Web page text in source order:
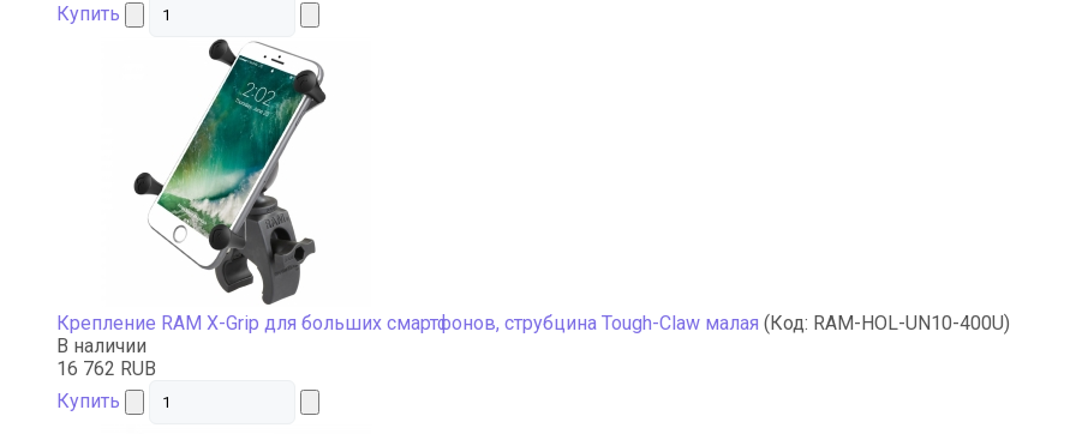
Купить
Крепление RAM X-Grip для больших смартфонов, струбцина Tough-Claw малая (Код: RAM-HOL-UN10-400U)
В наличии
16 762 RUB
Купить